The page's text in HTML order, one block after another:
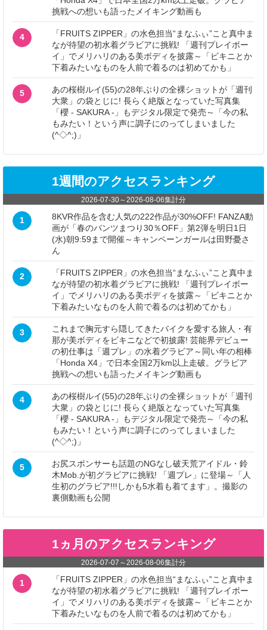
挑戦への想いも語ったメイキング動画も
4
「FRUITS ZIPPER」の水色担当“まなふぃ”こと真中ま
なが待望の初水着グラビアに挑戦! 「週刊プレイボー
イ」でメリハリのある美ボディを披露～「ビキニとか
下着みたいなものを人前で着るのは初めてかも」
5
あの桜樹ルイ(55)の28年ぶりの全裸ショットが「週刊
大衆」の袋とじに! 長らく絶版となっていた写真集
「櫻 - SAKURA -」もデジタル限定で発売～「今の私
もみたい！という声に調子にのってしまいました
(^◇^;)」
1週間のアクセスランキング
2026-07-30～2026-08-06集計分
1
8KVR作品を含む人気の222作品が30%OFF! FANZA動
画が「春のパンツまつり30％OFF」第2弾を明日1日
(水)朝9:59まで開催～キャンペーンガールは田野憂さ
ん
2
「FRUITS ZIPPER」の水色担当“まなふぃ”こと真中ま
なが待望の初水着グラビアに挑戦! 「週刊プレイボー
イ」でメリハリのある美ボディを披露～「ビキニとか
下着みたいなものを人前で着るのは初めてかも」
3
これまで胸元すら隠してきたバイクを愛する旅人・有
那が美ボディをビキニなどで初披露! 芸能界デビュー
の初仕事は「週プレ」の水着グラビア～同い年の相棒
「Honda X4」で日本全国2万km以上走破。グラビア
挑戦への想いも語ったメイキング動画も
4
あの桜樹ルイ(55)の28年ぶりの全裸ショットが「週刊
大衆」の袋とじに! 長らく絶版となっていた写真集
「櫻 - SAKURA -」もデジタル限定で発売～「今の私
もみたい！という声に調子にのってしまいました
(^◇^;)」
5
お尻スポンサーも話題のNGなし破天荒アイドル・鈴
木Mob.が初グラビアに挑戦! 「週プレ」に登場～「人
生初のグラビア!!!しかも5水着も着てます」。撮影の
裏側動画も公開
1ヵ月のアクセスランキング
2026-07-07 ～2026-08-06集計分
1
「FRUITS ZIPPER」の水色担当“まなふぃ”こと真中ま
なが待望の初水着グラビアに挑戦! 「週刊プレイボー
イ」でメリハリのある美ボディを披露～「ビキニとか
下着みたいなものを人前で着るのは初めてかも」